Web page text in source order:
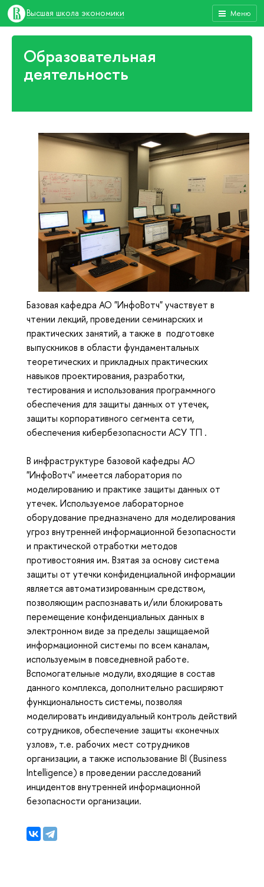
Меню
Высшая школа экономики
Образовательная
деятельность
Базовая кафедра АО "ИнфоВотч" участвует в
чтении лекций, проведении семинарских и
практических занятий, а также в подготовке
выпускников в области фундаментальных
теоретических и прикладных практических
навыков проектирования, разработки,
тестирования и использования программного
обеспечения для защиты данных от утечек,
защиты корпоративного сегмента сети,
обеспечения кибербезопасности АСУ ТП .
В инфраструктуре базовой кафедры АО
"ИнфоВотч" имеется лаборатория по
моделированию и практике защиты данных от
утечек. Используемое лабораторное
оборудование предназначено для моделирования
угроз внутренней информационной безопасности
и практической отработки методов
противостояния им. Взятая за основу система
защиты от утечки конфиденциальной информации
является автоматизированным средством,
позволяющим распознавать и/или блокировать
перемещение конфиденциальных данных в
электронном виде за пределы защищаемой
информационной системы по всем каналам,
используемым в повседневной работе.
Вспомогательные модули, входящие в состав
данного комплекса, дополнительно расширяют
функциональность системы, позволяя
моделировать индивидуальный контроль действий
сотрудников, обеспечение защиты «конечных
узлов», т.е. рабочих мест сотрудников
организации, а также использование BI (Business
Intelligence) в проведении расследований
инцидентов внутренней информационной
безопасности организации.